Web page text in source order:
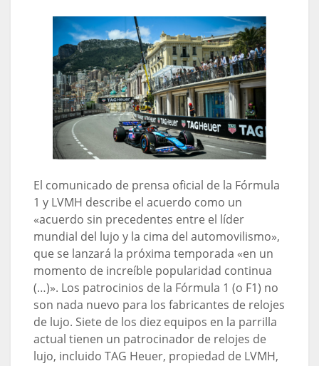
El comunicado de prensa oficial de la Fórmula
1 y LVMH describe el acuerdo como un
«acuerdo sin precedentes entre el líder
mundial del lujo y la cima del automovilismo»,
que se lanzará la próxima temporada «en un
momento de increíble popularidad continua
(…)». Los patrocinios de la Fórmula 1 (o F1) no
son nada nuevo para los fabricantes de relojes
de lujo. Siete de los diez equipos en la parrilla
actual tienen un patrocinador de relojes de
lujo, incluido TAG Heuer, propiedad de LVMH,